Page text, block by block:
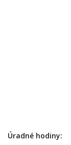
Úradné hodiny: